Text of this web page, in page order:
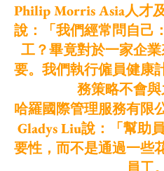
Philip Morris Asia人才
說：「我們經常問自己
工？畢竟對於一家企
要。我們執行僱員健康
務策略不會與
哈羅國際管理服務有限
Gladys Liu說：「幫助
要性，而不是通過一些
員工